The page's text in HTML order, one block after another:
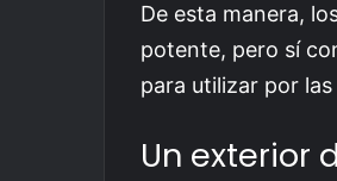
De esta manera,
potente, pero sí
para utilizar por
Un exterior